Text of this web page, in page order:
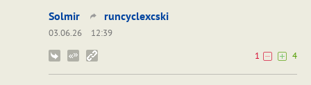
Solmir runcyclexcski
03.06.26
12:39
1
4